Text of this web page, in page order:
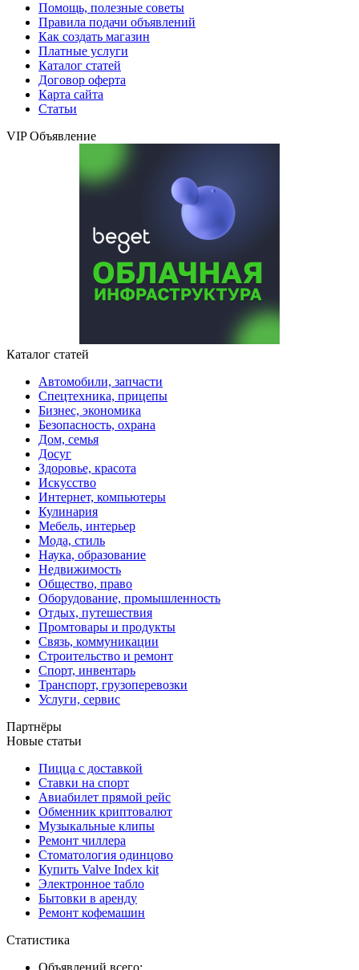
Помощь, полезные советы
Правила подачи объявлений
Как создать магазин
Платные услуги
Каталог статей
Договор оферта
Карта сайта
Статьи
VIP Объявление
Каталог статей
Автомобили, запчасти
Спецтехника, прицепы
Бизнес, экономика
Безопасность, охрана
Дом, семья
Досуг
Здоровье, красота
Искусство
Интернет, компьютеры
Кулинария
Мебель, интерьер
Мода, стиль
Наука, образование
Недвижимость
Общество, право
Оборудование, промышленность
Отдых, путешествия
Промтовары и продукты
Связь, коммуникации
Строительство и ремонт
Спорт, инвентарь
Транспорт, грузоперевозки
Услуги, сервис
Партнёры
Новые статьи
Пицца с доставкой
Ставки на спорт
Авиабилет прямой рейс
Обменник криптовалют
Музыкальные клипы
Ремонт чиллера
Стоматология одинцово
Купить Valve Index kit
Электронное табло
Бытовки в аренду
Ремонт кофемашин
Статистика
Объявлений всего: